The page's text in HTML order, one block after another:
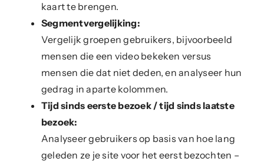
kaart te brengen.
Segmentvergelijking:
Vergelijk groepen gebruikers, bijvoorbeeld
mensen die een video bekeken versus
mensen die dat niet deden, en analyseer hun
gedrag in aparte kolommen.
Tijd sinds eerste bezoek / tijd sinds laatste
bezoek:
Analyseer gebruikers op basis van hoe lang
geleden ze je site voor het eerst bezochten –